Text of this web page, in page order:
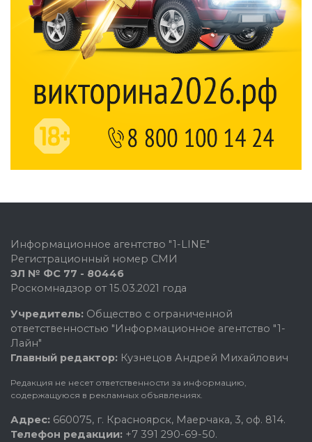
Информационное агентство "1-LINE"
Регистрационный номер СМИ
ЭЛ № ФС 77 - 80446
Роскомнадзор от 15.03.2021 года
Учредитель: Общество с ограниченной
ответственностью "Информационное агентство "1-
Лайн"
Главный редактор: Кузнецов Андрей Михайлович
Редакция не несет ответственности за информацию,
содержащуюся в рекламных объявлениях.
Адрес: 660075, г. Красноярск, Маерчака, 3, оф. 814.
Телефон редакции: +7 391 290-69-50.